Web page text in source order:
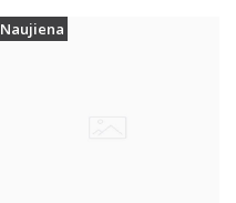
Naujiena